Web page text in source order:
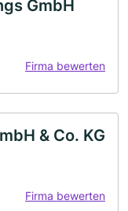
GmbH
Firma bewerten
& Co. KG
Firma bewerten